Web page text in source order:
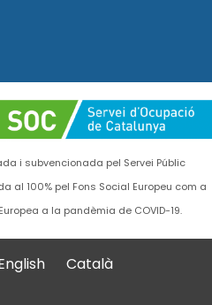
i subvencionada pel Servei Públic
al 100% pel Fons Social Europeu com a
a la pandèmia de COVID-19.
Català